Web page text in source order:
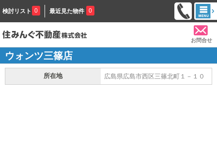
検討リスト 0 最近見た物件 0
お問合せ
ウォンツ三篠店
所在地 広島県広島市西区三篠北町１－１０